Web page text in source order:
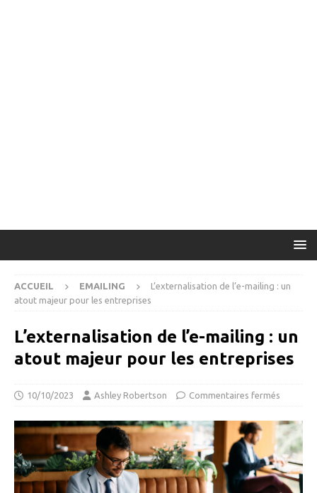
ACCUEIL EMAILING
L’externalisation de l’e-mailing : un
atout majeur pour les entreprises
L’externalisation de l’e-mailing : un
atout majeur pour les entreprises
10/10/2023 Ashley Robertson Commentaires fermés